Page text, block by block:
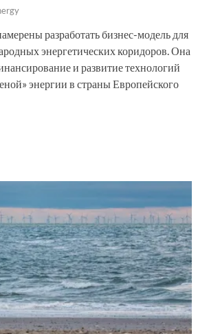
разработать бизнес-модель для
энергетических коридоров. Она
и развитие технологий
энергии в страны Европейского